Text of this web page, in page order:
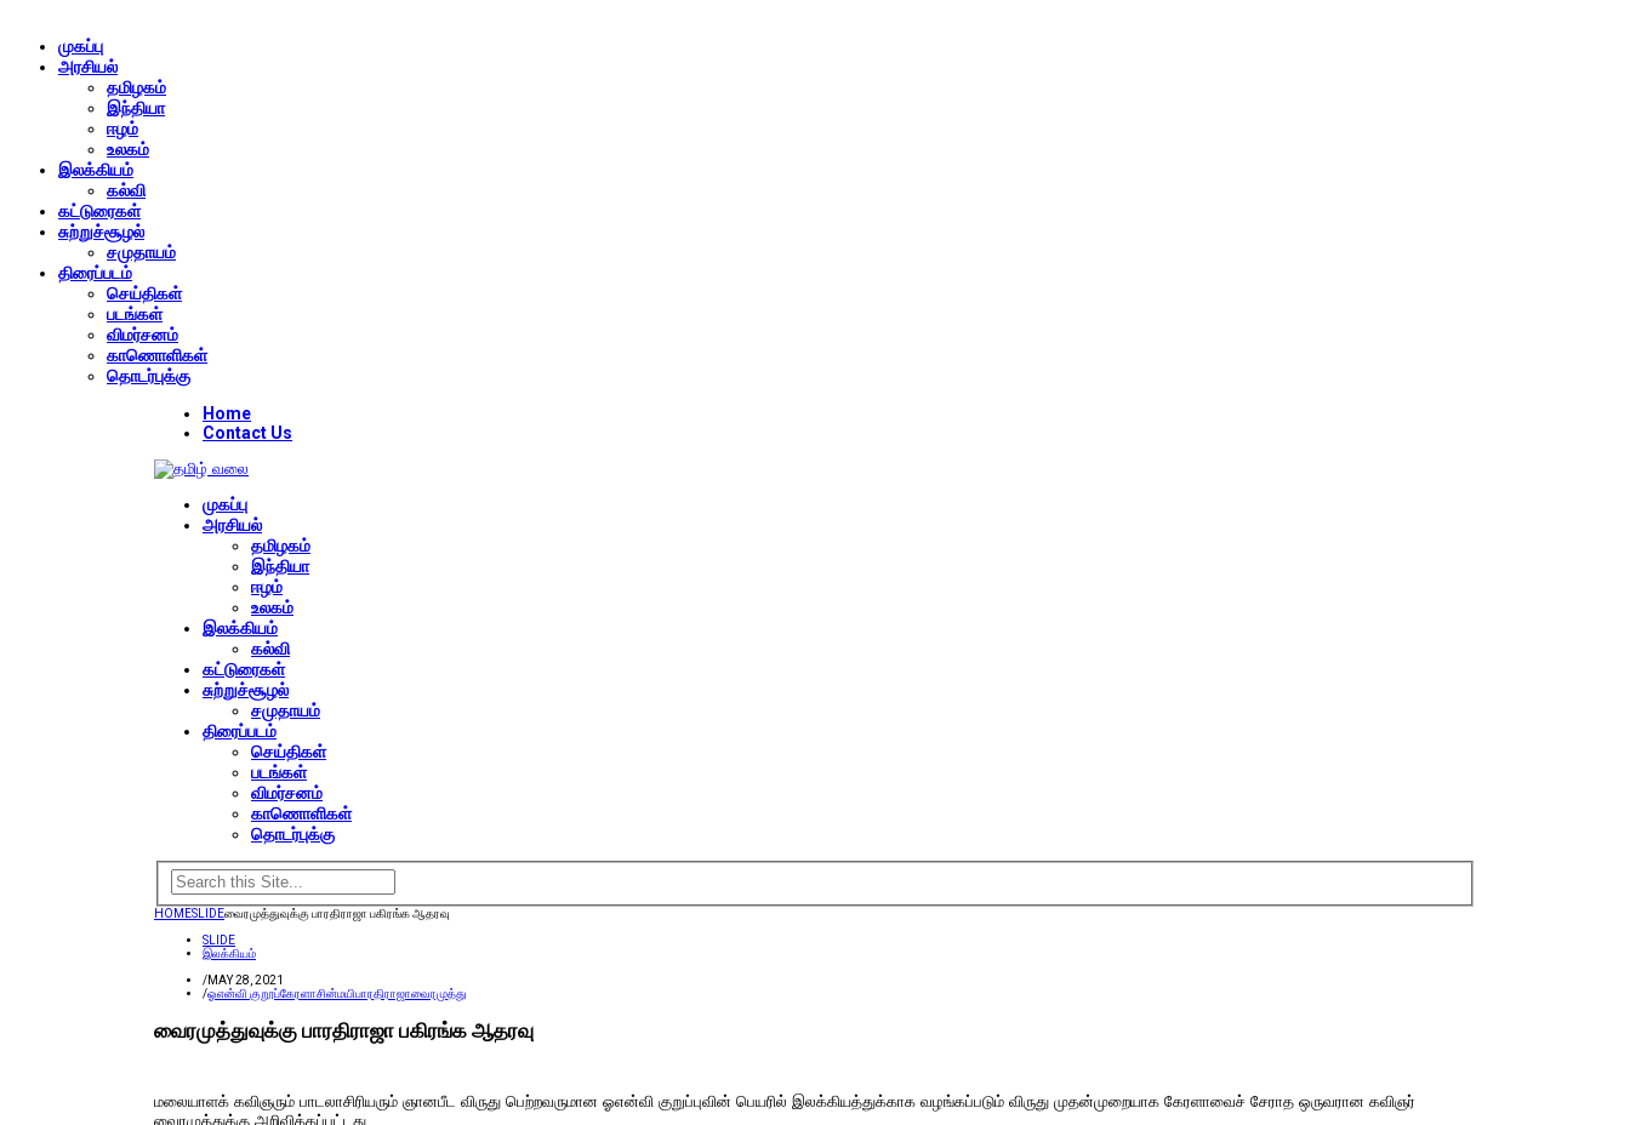
முகப்பு
அரசியல்
தமிழகம்
இந்தியா
ஈழம்
உலகம்
இலக்கியம்
கல்வி
கட்டுரைகள்
சுற்றுச்சூழல்
சமுதாயம்
திரைப்படம்
செய்திகள்
படங்கள்
விமர்சனம்
காணொளிகள்
தொடர்புக்கு
Home
Contact Us
முகப்பு
அரசியல்
தமிழகம்
இந்தியா
ஈழம்
உலகம்
இலக்கியம்
கல்வி
கட்டுரைகள்
சுற்றுச்சூழல்
சமுதாயம்
திரைப்படம்
செய்திகள்
படங்கள்
விமர்சனம்
காணொளிகள்
தொடர்புக்கு
HOMESLIDEவைரமுத்துவுக்கு பாரதிராஜா பகிரங்க ஆதரவு
SLIDE
இலக்கியம்
/MAY 28, 2021
/ஓஎன்வி குறூப்கேரளாசின்மயிபாரதிராஜாவைரமுத்து
வைரமுத்துவுக்கு பாரதிராஜா பகிரங்க ஆதரவு
மலையாளக் கவிஞரும் பாடலாசிரியரும் ஞானபீட விருது பெற்றவருமான ஓஎன்வி குறுப்புவின் பெயரில் இலக்கியத்துக்காக வழங்கப்படும் விருது முதன்முறையாக கேரளாவைச் சேராத ஒருவரான கவிஞர்
வைரமுத்துக்கு அறிவிக்கப்பட்டது.